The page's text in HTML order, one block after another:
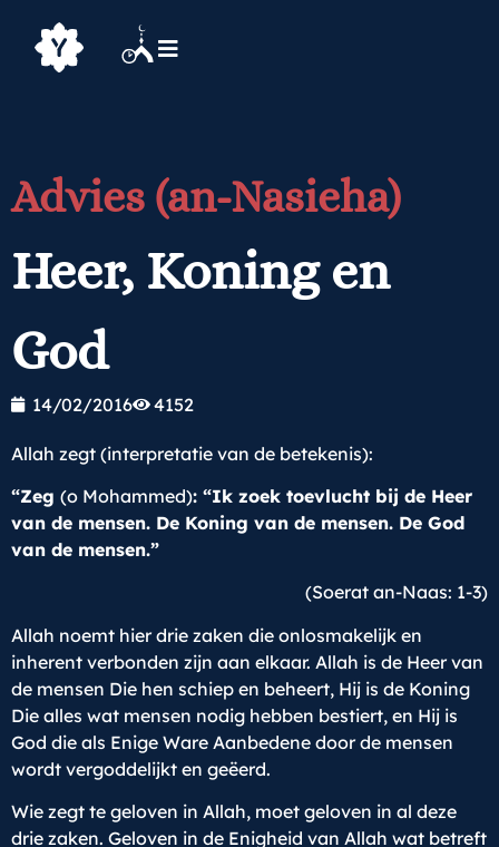
Advies (an-Nasieha)
Heer, Koning en
God
14/02/2016 4152
Allah zegt (interpretatie van de betekenis):
“Zeg (o Mohammed): “Ik zoek toevlucht bij de Heer
van de mensen. De Koning van de mensen. De God
van de mensen.”
(Soerat an-Naas: 1-3)
Allah noemt hier drie zaken die onlosmakelijk en
inherent verbonden zijn aan elkaar. Allah is de Heer van
de mensen Die hen schiep en beheert, Hij is de Koning
Die alles wat mensen nodig hebben bestiert, en Hij is
God die als Enige Ware Aanbedene door de mensen
wordt vergoddelijkt en geëerd.
Wie zegt te geloven in Allah, moet geloven in al deze
drie zaken. Geloven in de Enigheid van Allah wat betreft